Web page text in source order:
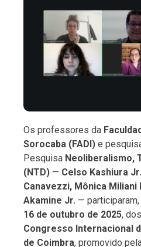
Os professores da
Sorocaba (FADI) e
Pesquisa Neoliberalismo,
(NTD) — Celso Kashiura
Canavezzi, Mônica Miliani
Akamine Jr. —
16 de outubro de 2025,
Congresso Internacional
de Coimbra, promovido